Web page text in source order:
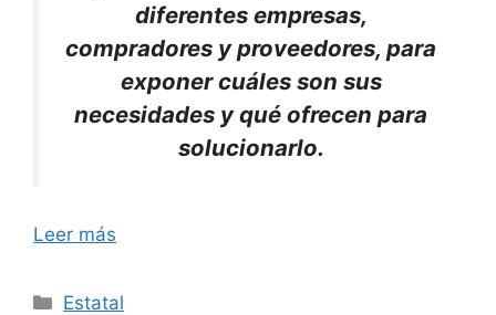
diferentes empresas,
compradores y proveedores, para
exponer cuáles son sus
necesidades y qué ofrecen para
solucionarlo.
Leer más
Categorías
Estatal